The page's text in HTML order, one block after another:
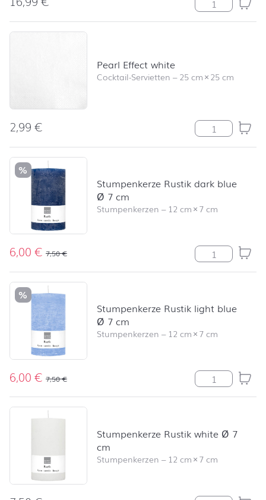
Pearl Effect white
Cocktail-Servietten –25 cm×25 cm
2,99€ Pearl Effect
%
Stumpenkerze Rustik dark blue
Ø 7 cm
Stumpenkerzen – 12 cm×7 cm
6,00€ 7,50€ Stumpenkerze
%
Stumpenkerze Rustik light blue
Ø 7 cm
Stumpenkerzen – 12 cm×7 cm
6,00€ 7,50€ Stumpenkerze
Stumpenkerze Rustik white Ø 7
cm
Stumpenkerzen – 12 cm×7 cm